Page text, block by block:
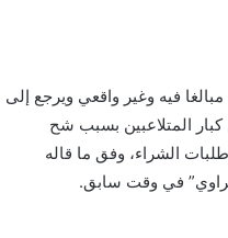
فيه وغير واقعي ويرجع إلى
كبار المتلاعبين بسبب شح
الشراء، وفق ما قاله
في وقت سابق.